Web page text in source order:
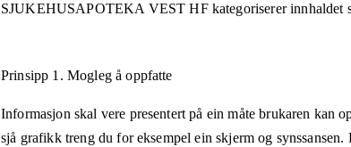
SJUKEHUSAPOTEKA VEST HFkategoriserer innhaldet
Prinsipp 1. Mogleg å oppfatte
Informasjon skal vere presentert på ein måte brukaren kan
sjå grafikk treng du for eksempel ein skjerm og